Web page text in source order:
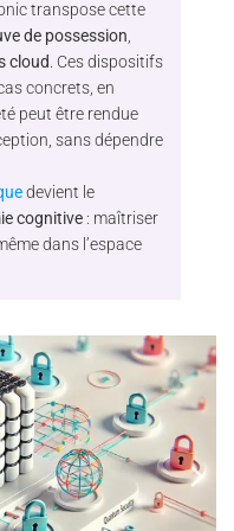
transpose cette
de possession
cloud . Ces dispositifs
concrets, en
peut être rendue
sans dépendre
devient le
cognitive : maîtriser
dans l’espace